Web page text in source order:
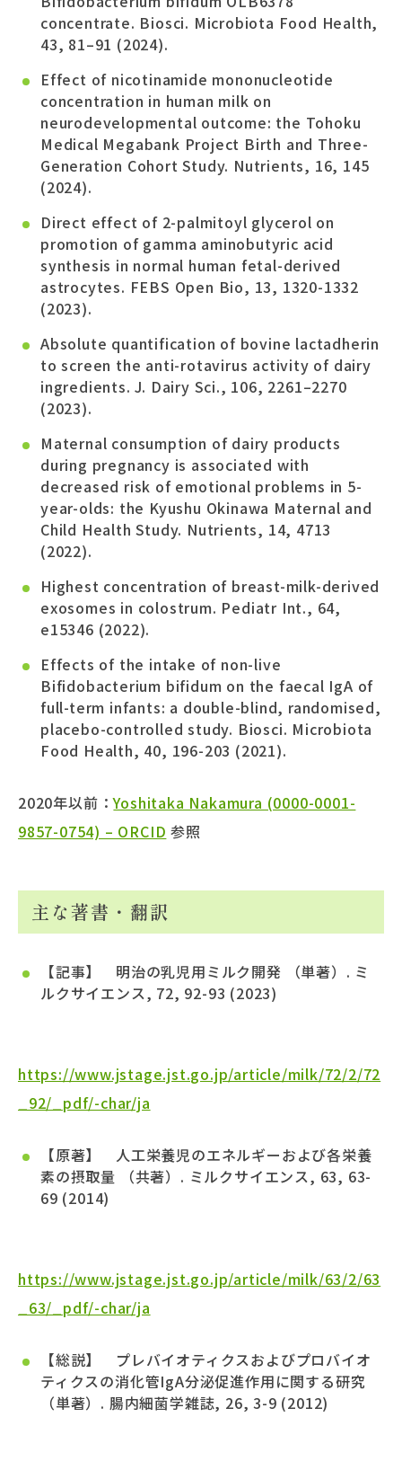
concentrate. Biosci. Microbiota Food Health,
43, 81–91 (2024).
Effect of nicotinamide mononucleotide
concentration in human milk on
neurodevelopmental outcome: the Tohoku
Medical Megabank Project Birth and Three-
Generation Cohort Study. Nutrients, 16, 145
(2024).
Direct effect of 2-palmitoyl glycerol on
promotion of gamma aminobutyric acid
synthesis in normal human fetal-derived
astrocytes. FEBS Open Bio, 13, 1320-1332
(2023).
Absolute quantification of bovine lactadherin
to screen the anti-rotavirus activity of dairy
ingredients. J. Dairy Sci., 106, 2261–2270
(2023).
Maternal consumption of dairy products
during pregnancy is associated with
decreased risk of emotional problems in 5-
year-olds: the Kyushu Okinawa Maternal and
Child Health Study. Nutrients, 14, 4713
(2022).
Highest concentration of breast-milk-derived
exosomes in colostrum. Pediatr Int., 64,
e15346 (2022).
Effects of the intake of non-live
Bifidobacterium bifidum on the faecal IgA of
full-term infants: a double-blind, randomised,
placebo-controlled study. Biosci. Microbiota
Food Health, 40, 196-203 (2021).
2020年以前：Yoshitaka Nakamura (0000-0001-
9857-0754) – ORCID 参照
主な著書・翻訳
【記事】 明治の乳児用ミルク開発 （単著）. ミ
ルクサイエンス, 72, 92-93 (2023)
https://www.jstage.jst.go.jp/article/milk/72/2/72
_92/_pdf/-char/ja
【原著】 人工栄養児のエネルギーおよび各栄養
素の摂取量 （共著）. ミルクサイエンス, 63, 63-
69 (2014)
https://www.jstage.jst.go.jp/article/milk/63/2/63
_63/_pdf/-char/ja
【総説】 プレバイオティクスおよびプロバイオ
ティクスの消化管IgA分泌促進作用に関する研究
（単著）. 腸内細菌学雑誌, 26, 3-9 (2012)